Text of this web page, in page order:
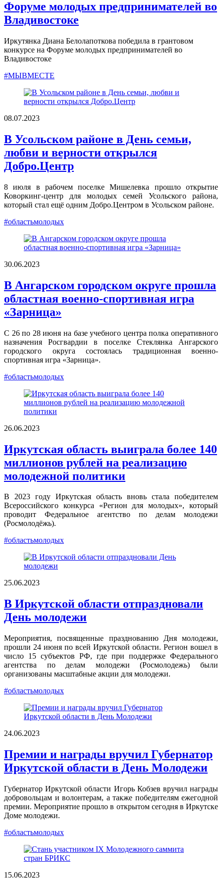
Форуме молодых предпринимателей во
Владивостоке
Иркутянка Диана Белолапоткова победила в грантовом
конкурсе на Форуме молодых предпринимателей во
Владивостоке
#МЫВМЕСТЕ
08.07.2023
В Усольском районе в День семьи,
любви и верности открылся
Добро.Центр
8 июля в рабочем поселке Мишелевка прошло открытие
Коворкинг-центр для молодых семей Усольского района,
который стал ещё одним Добро.Центром в Усольском районе.
#областьмолодых
30.06.2023
В Ангарском городском округе прошла
областная военно-спортивная игра
«Зарница»
С 26 по 28 июня на базе учебного центра полка оперативного
назначения Росгвардии в поселке Стеклянка Ангарского
городского округа состоялась традиционная военно-
спортивная игра «Зарница».
#областьмолодых
26.06.2023
Иркутская область выиграла более 140
миллионов рублей на реализацию
молодежной политики
В 2023 году Иркутская область вновь стала победителем
Всероссийского конкурса «Регион для молодых», который
проводит Федеральное агентство по делам молодежи
(Росмолодёжь).
#областьмолодых
25.06.2023
В Иркутской области отпраздновали
День молодежи
Мероприятия, посвященные празднованию Дня молодежи,
прошли 24 июня по всей Иркутской области. Регион вошел в
число 15 субъектов РФ, где при поддержке Федерального
агентства по делам молодежи (Росмолодежь) были
организованы масштабные акции для молодежи.
#областьмолодых
24.06.2023
Премии и награды вручил Губернатор
Иркутской области в День Молодежи
Губернатор Иркутской области Игорь Кобзев вручил награды
добровольцам и волонтерам, а также победителям ежегодной
премии. Мероприятие прошло в открытом сегодня в Иркутске
Доме молодежи.
#областьмолодых
15.06.2023